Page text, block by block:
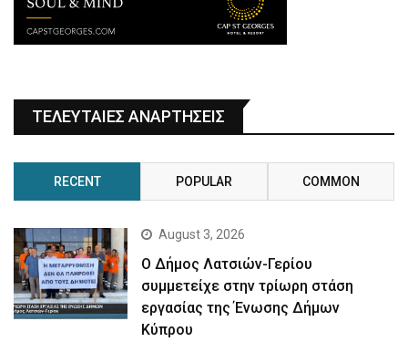
ΤΕΛΕΥΤΑΙΕΣ ΑΝΑΡΤΗΣΕΙΣ
RECENT POPULAR COMMON
August 3, 2026
Ο Δήμος Λατσιών-Γερίου
συμμετείχε στην τρίωρη στάση
εργασίας της Ένωσης Δήμων
Κύπρου